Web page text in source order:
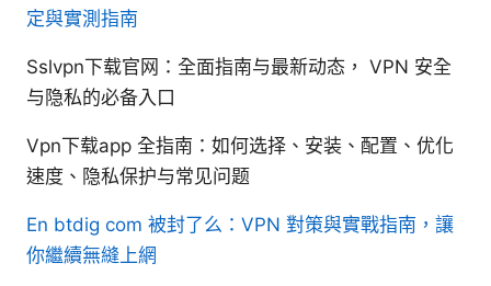
定與實測指南
Sslvpn下载官网：全面指南与最新动态， VPN 安全
与隐私的必备入口
Vpn下载app 全指南：如何选择、安装、配置、优化
速度、隐私保护与常见问题
En btdig com 被封了么：VPN 對策與實戰指南，讓
你繼續無縫上網